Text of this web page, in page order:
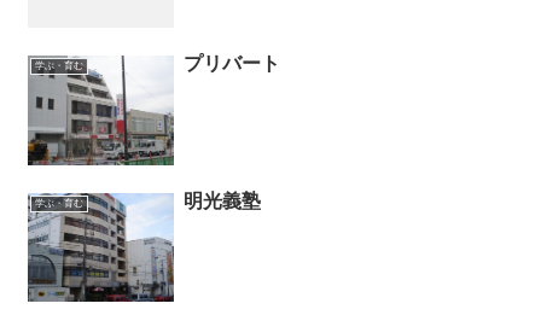
学ぶ・育む プリバート
学ぶ・育む 明光義塾